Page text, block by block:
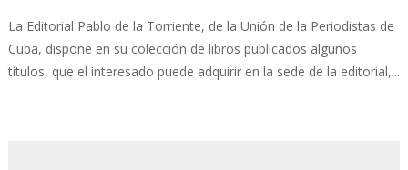
La Editorial Pablo de la Torriente, de la Unión de la Periodistas de
Cuba, dispone en su colección de libros publicados algunos
títulos, que el interesado puede adquirir en la sede de la editorial,...